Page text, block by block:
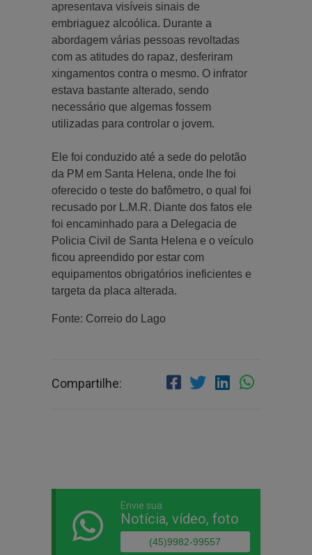
apresentava visíveis sinais de
embriaguez alcoólica. Durante a
abordagem várias pessoas revoltadas
com as atitudes do rapaz, desferiram
xingamentos contra o mesmo. O infrator
estava bastante alterado, sendo
necessário que algemas fossem
utilizadas para controlar o jovem.
Ele foi conduzido até a sede do pelotão
da PM em Santa Helena, onde lhe foi
oferecido o teste do bafômetro, o qual foi
recusado por L.M.R. Diante dos fatos ele
foi encaminhado para a Delegacia de
Policia Civil de Santa Helena e o veículo
ficou apreendido por estar com
equipamentos obrigatórios ineficientes e
targeta da placa alterada.
Fonte: Correio do Lago
Compartilhe:
Envie sua
Notícia, vídeo, foto
(45)9982-99557